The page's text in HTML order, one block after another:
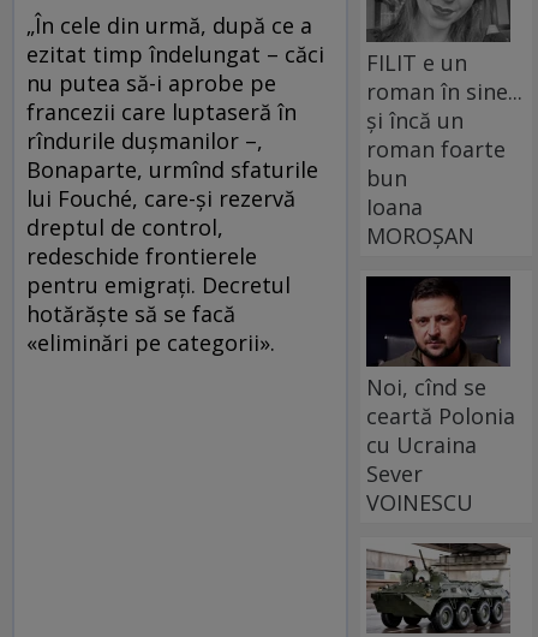
„În cele din urmă, după ce a
ezitat timp îndelungat – căci
nu putea să-i aprobe pe
francezii care luptaseră în
rîndurile duşmanilor –,
Bonaparte, urmînd sfaturile
lui Fouché, care-şi rezervă
dreptul de control,
redeschide frontierele
pentru emigraţi. Decretul
hotărăşte să se facă
«eliminări pe categorii».
FILIT e un
roman în sine...
și încă un
roman foarte
bun
Ioana
MOROȘAN
Noi, cînd se
ceartă Polonia
cu Ucraina
Sever
VOINESCU